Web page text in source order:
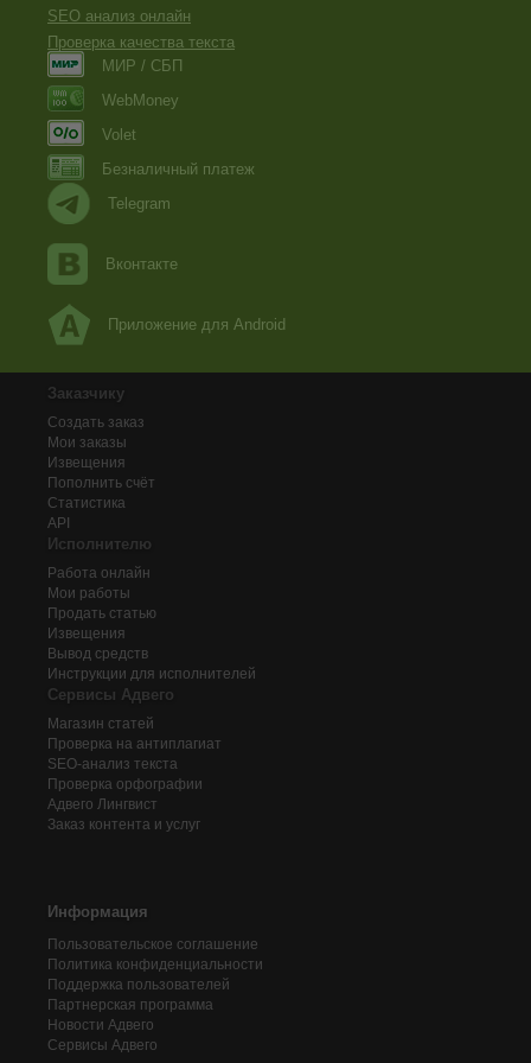
SEO анализ онлайн
Проверка качества текста
МИР / СБП
WebMoney
Volet
Безналичный платеж
Telegram
Вконтакте
Приложение для Android
Заказчику
Создать заказ
Мои заказы
Извещения
Пополнить счёт
Статистика
API
Исполнителю
Работа онлайн
Мои работы
Продать статью
Извещения
Вывод средств
Инструкции для исполнителей
Сервисы Адвего
Магазин статей
Проверка на антиплагиат
SEO-анализ текста
Проверка орфографии
Адвего Лингвист
Заказ контента и услуг
Информация
Пользовательское соглашение
Политика конфиденциальности
Поддержка пользователей
Партнерская программа
Новости Адвего
Сервисы Адвего